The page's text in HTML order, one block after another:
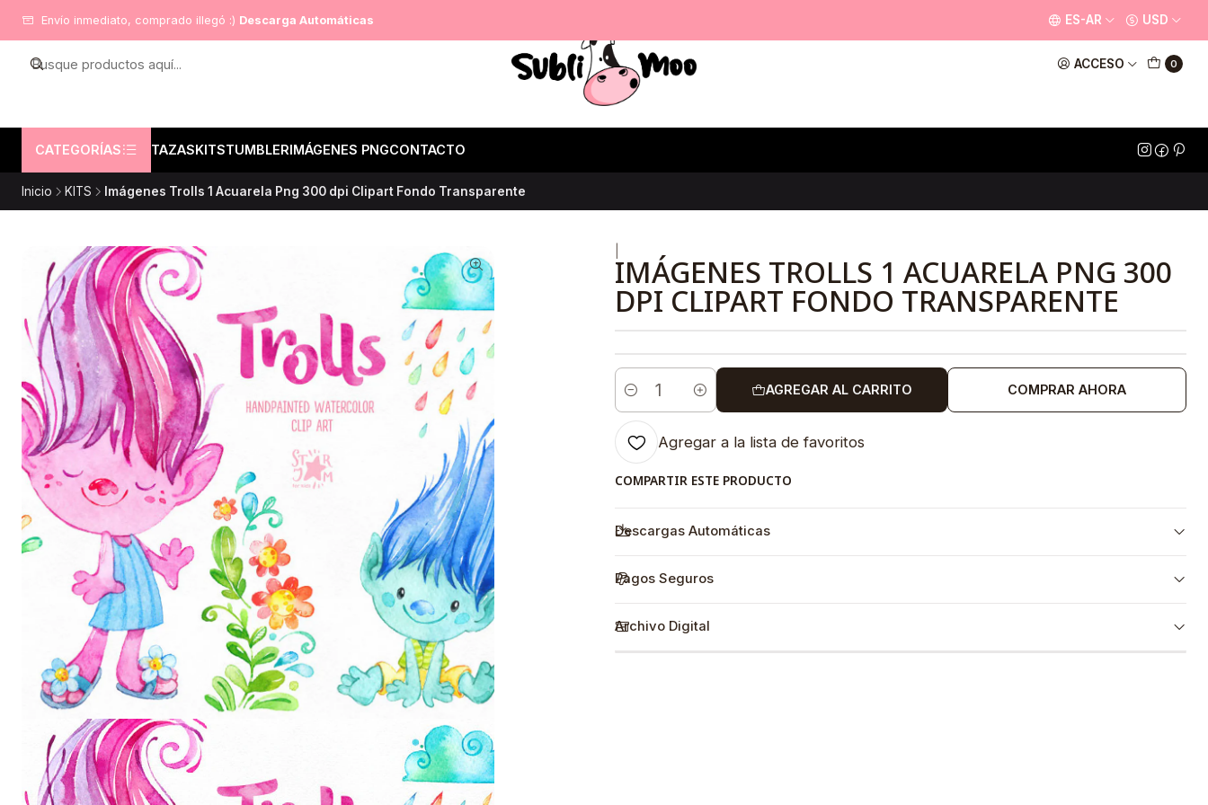
ACCESO 0
CATEGORÍAS TAZASKITSTUMBLERIMÁGENES PNGCONTACTO
Envío inmediato, comprado illegó :) Descarga Automáticas ES-AR USD
Inicio KITS Imágenes Trolls 1 Acuarela Png 300 dpi Clipart Fondo Transparente
IMÁGENES TROLLS 1 ACUARELA PNG 300
DPI CLIPART FONDO TRANSPARENTE
Cantidad
AGREGAR AL CARRITO COMPRAR AHORA
Agregar a la lista de favoritos
COMPARTIR ESTE PRODUCTO
Descargas Automáticas
Pagos Seguros
Archivo Digital